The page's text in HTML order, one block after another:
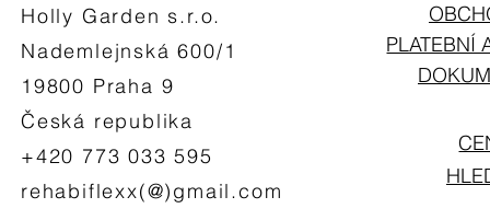
Holly Garden s.r.o.
Nademlejnská 600/1
19800 Praha 9
Česká republika
+420 773 033 595
rehabiflexx(@)gmail.com
PLATEBNÍ